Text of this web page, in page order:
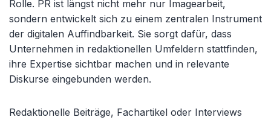
Rolle. PR ist längst nicht mehr nur Imagearbeit,
sondern entwickelt sich zu einem zentralen Instrument
der digitalen Auffindbarkeit. Sie sorgt dafür, dass
Unternehmen in redaktionellen Umfeldern stattfinden,
ihre Expertise sichtbar machen und in relevante
Diskurse eingebunden werden.
Redaktionelle Beiträge, Fachartikel oder Interviews